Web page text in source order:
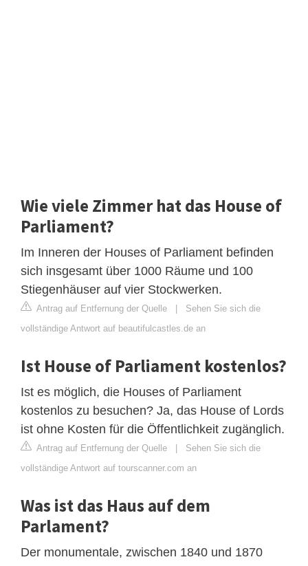
Wie viele Zimmer hat das House of
Parliament?
Im Inneren der Houses of Parliament befinden
sich insgesamt über 1000 Räume und 100
Stiegenhäuser auf vier Stockwerken.
Antrag auf Entfernung der Quelle | Sehen Sie sich die
vollständige Antwort auf beautifulcastles.de an
Ist House of Parliament kostenlos?
Ist es möglich, die Houses of Parliament
kostenlos zu besuchen? Ja, das House of Lords
ist ohne Kosten für die Öffentlichkeit zugänglich.
Antrag auf Entfernung der Quelle | Sehen Sie sich die
vollständige Antwort auf tourscanner.com an
Was ist das Haus auf dem
Parlament?
Der monumentale, zwischen 1840 und 1870